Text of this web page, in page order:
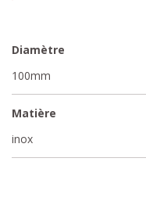
Diamètre
100mm
Matière
inox